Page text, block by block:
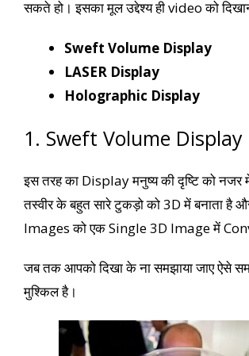
सकते हो। इसका मूल उद्देश्य ही video को
Sweft Volume Display
LASER Display
Holographic Display
1. Sweft Volume Display
इस तरह का Display मनुष्य की दृष्टि को नजर
तस्वीर के बहुत सारे टुकड़ो को 3D में बनाता है
Images को एक Single 3D Image में
जब तक आपको दिखा के ना समझाया जाए ऐसे
मुश्किल है।